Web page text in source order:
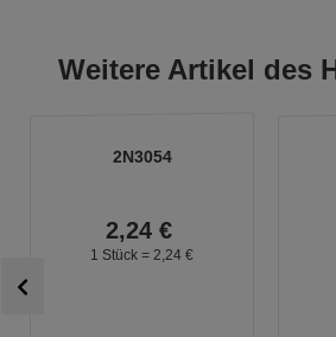
Weitere Artikel des
2N3054
2,24 €
1 Stück = 2, 24 €